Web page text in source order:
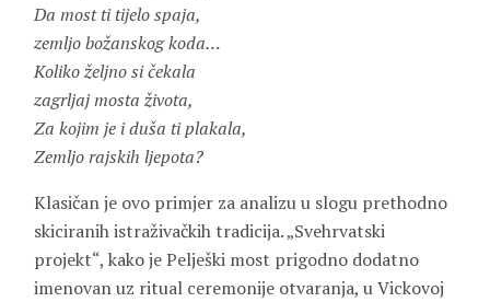
Da most ti tijelo spaja,
zemljo božanskog koda…
Koliko željno si čekala
zagrljaj mosta života,
Za kojim je i duša ti plakala,
Zemljo rajskih ljepota?
Klasičan je ovo primjer za analizu u slogu prethodno
skiciranih istraživačkih tradicija. „Svehrvatski
projekt“, kako je Pelješki most prigodno dodatno
imenovan uz ritual ceremonije otvaranja, u Vickovoj